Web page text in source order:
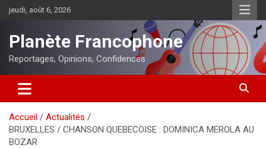
Aller
au
jeudi, août 6, 2026
Planète Francophone
Reportages, Opinions, Confidences
Accueil
Actualités
BRUXELLES / CHANSON QUEBECOISE : DOMINICA MEROLA AU
BOZAR